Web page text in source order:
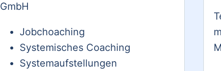
GmbH
Jobchoaching
Systemisches Coaching
Systemaufstellungen